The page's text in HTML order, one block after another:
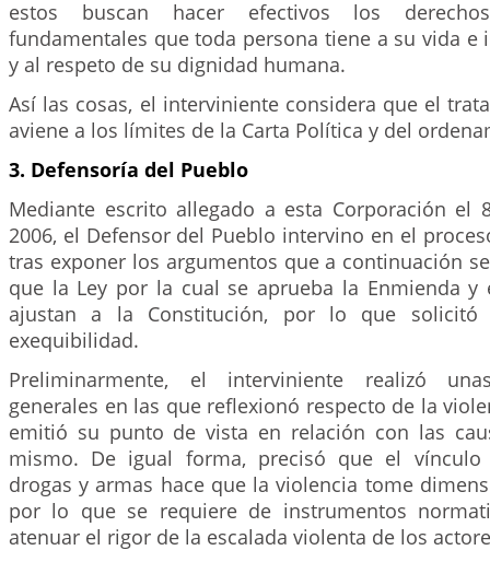
estos buscan hacer efectivos los derechos
fundamentales que toda persona tiene a su vida e
y al respeto de su dignidad humana.
Así las cosas, el interviniente considera que el
aviene a los límites de la Carta Política y del
3. Defensoría del Pueblo
Mediante escrito allegado a esta Corporación el
2006, el Defensor del Pueblo intervino en el
tras exponer los argumentos que a continuación
que la Ley por la cual se aprueba la Enmienda y
ajustan a la Constitución, por lo que solicitó
exequibilidad.
Preliminarmente, el interviniente realizó
generales en las que reflexionó respecto de la
emitió su punto de vista en relación con las
mismo. De igual forma, precisó que el vínculo
drogas y armas hace que la violencia tome
por lo que se requiere de instrumentos
atenuar el rigor de la escalada violenta de los